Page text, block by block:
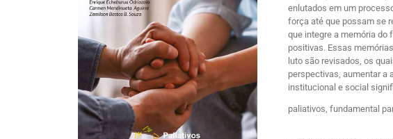
enlutados em um
força até que possam se
que integre a memória do
positivas. Essas
luto são revisados, os
perspectivas, aumentar a
institucional e social
paliativos, fundamental